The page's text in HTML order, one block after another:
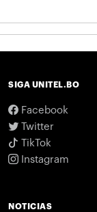
SIGA UNITEL.BO
Facebook
Twitter
TikTok
Instagram
NOTICIAS